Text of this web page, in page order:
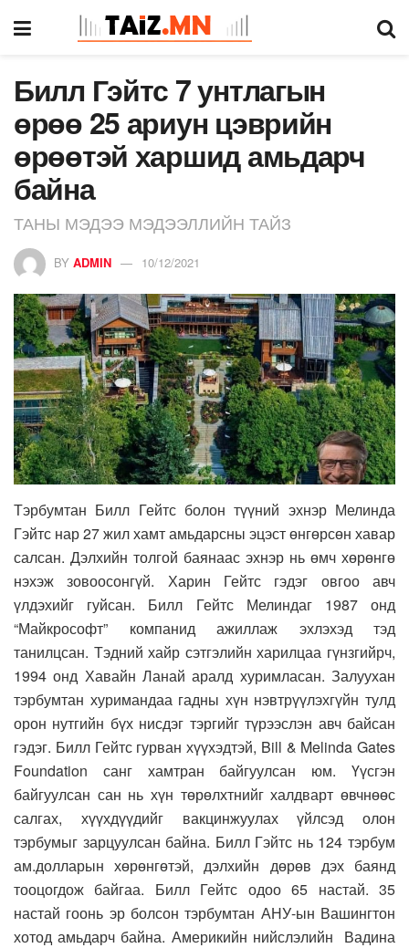
Билл Гэйтс 7 унтлагын
өрөө 25 ариун цэврийн
өрөөтэй харшид амьдарч
байна
ТАНЫ МЭДЭЭ МЭДЭЭЛЛИЙН ТАЙЗ
BY ADMIN 10/12/2021
Тэрбумтан Билл Гейтс болон түүний эхнэр Мелинда
Гэйтс нар 27 жил хамт амьдарсны эцэст өнгөрсөн хавар
салсан. Дэлхийн толгой баянаас эхнэр нь өмч хөрөнгө
нэхэж зовоосонгүй. Харин Гейтс гэдэг овгоо авч
үлдэхийг гуйсан. Билл Гейтс Мелиндаг 1987 онд
“Майкрософт” компанид ажиллаж эхлэхэд тэд
танилцсан. Тэдний хайр сэтгэлийн харилцаа гүнзгийрч,
1994 онд Хавайн Ланай аралд хуримласан. Залуухан
тэрбумтан хуримандаа гадны хүн нэвтрүүлэхгүйн тулд
орон нутгийн бүх нисдэг тэргийг түрээслэн авч байсан
гэдэг. Билл Гейтс гурван хүүхэдтэй, Bill & Melinda Gates
Foundation санг хамтран байгуулсан юм. Үүсгэн
байгуулсан сан нь хүн төрөлхтнийг халдварт өвчнөөс
салгах, хүүхдүүдийг вакцинжуулах үйлсэд олон
тэрбумыг зарцуулсан байна. Билл Гэйтс нь 124 тэрбум
ам.долларын хөрөнгөтэй, дэлхийн дөрөв дэх баянд
тооцогдож байгаа. Билл Гейтс одоо 65 настай. 35
настай гоонь эр болсон тэрбумтан АНУ-ын Вашингтон
хотод амьдарч байна. Америкийн нийслэлийн Вадина